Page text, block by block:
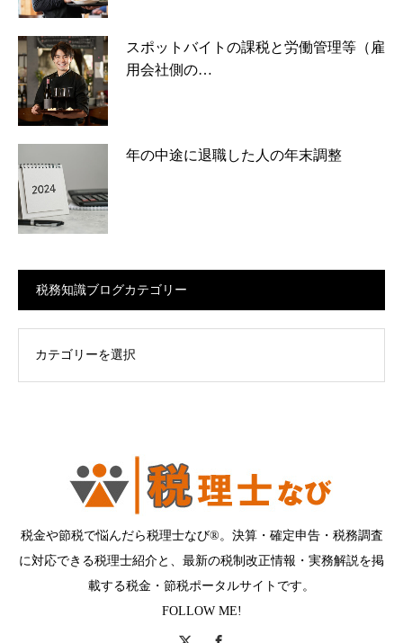
スポットバイトの課税と労働管理等（雇
用会社側の…
年の中途に退職した人の年末調整
税務知識ブログカテゴリー
税金や節税で悩んだら税理士なび®。決算・確定申告・税務調査
に対応できる税理士紹介と、最新の税制改正情報・実務解説を掲
載する税金・節税ポータルサイトです。
FOLLOW ME!